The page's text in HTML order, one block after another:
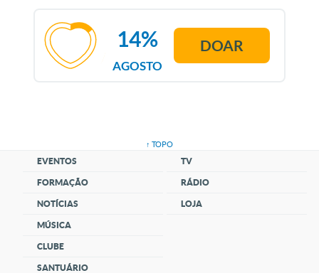
AGOSTO
14% DOAR
↑ TOPO
EVENTOS
FORMAÇÃO
NOTÍCIAS
MÚSICA
CLUBE
SANTUÁRIO
TV
RÁDIO
LOJA